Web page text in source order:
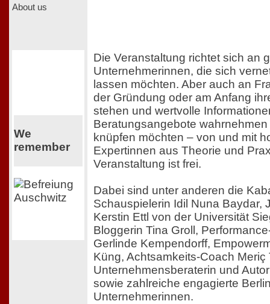
About us
We
remember
Die Veranstaltung richtet sich an
Unternehmerinnen, die sich
lassen möchten. Aber auch an
der Gründung oder am Anfang
stehen und wertvolle
Beratungsangebote
knüpfen möchten – von und mit
Expertinnen aus Theorie und
Veranstaltung ist frei.
Dabei sind unter anderen die
Schauspielerin Idil Nuna Baydar,
Kerstin Ettl von der Universität
Bloggerin Tina Groll,
Gerlinde Kempendorff,
Küng, Achtsamkeits-Coach Meriç
Unternehmensberaterin und
sowie zahlreiche engagierte
Unternehmerinnen.